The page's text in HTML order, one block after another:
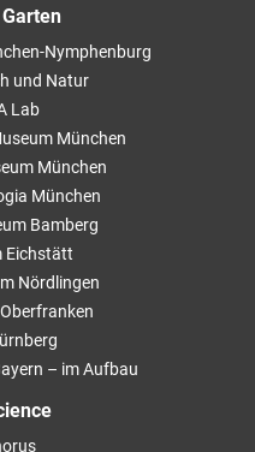
Nymphenburg
und Natur
Lab
München
München
München
Bamberg
Eichstätt
Nördlingen
– im Aufbau